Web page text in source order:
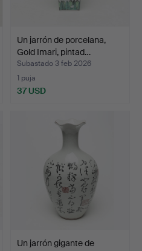
Un jarrón de porcelana,
Gold Imari, pintad…
Subastado 3 feb 2026
1 puja
37 USD
Un jarrón gigante de